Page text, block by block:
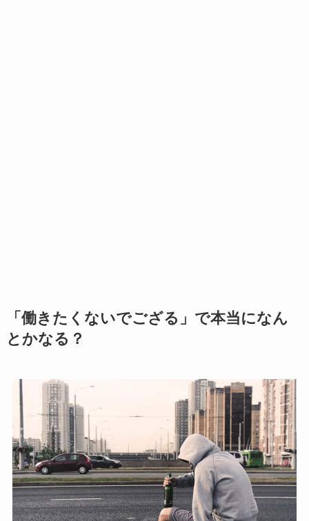
「働きたくないでござる」で本当になん
とかなる？